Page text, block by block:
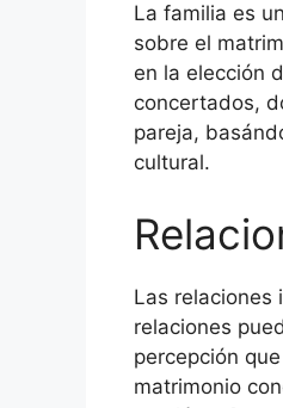
La familia es
sobre el
en la elección
concertados,
pareja,
cultural.
Las relaciones
relaciones
percepción
matrimonio